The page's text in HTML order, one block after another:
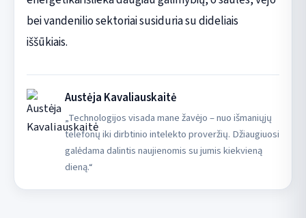
bei vandenilio sektoriai susiduria su dideliais
iššūkiais.
Austėja Kavaliauskaitė
„Technologijos visada mane žavėjo – nuo išmaniųjų
telefonų iki dirbtinio intelekto proveržių. Džiaugiuosi
galėdama dalintis naujienomis su jumis kiekvieną
dieną.“